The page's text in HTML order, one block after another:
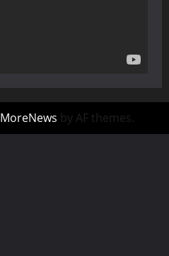
MoreNews by AF themes.